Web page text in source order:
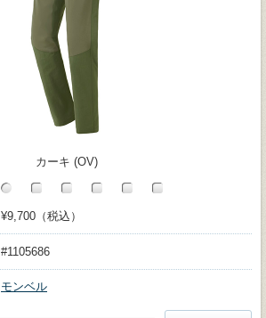
カーキ (OV)
¥9,700（税込）
#1105686
モンベル